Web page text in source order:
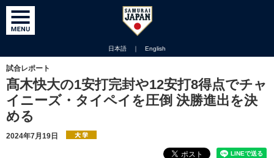
日本語 ｜ English
試合レポート
髙木快大の1安打完封や12安打8得点でチャ
イニーズ・タイペイを圧倒 決勝進出を決
める
2024年7月19日